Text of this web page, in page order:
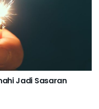
Jadi Sasaran